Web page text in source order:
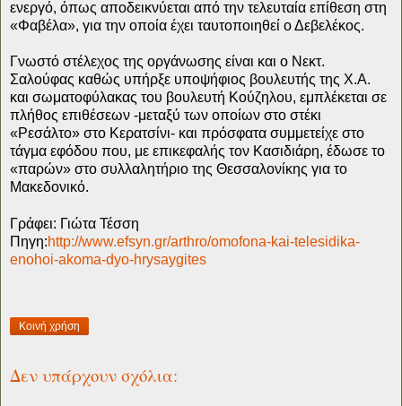
ενεργό, όπως αποδεικνύεται από την τελευταία επίθεση στη
«Φαβέλα», για την οποία έχει ταυτοποιηθεί ο Δεβελέκος.
Γνωστό στέλεχος της οργάνωσης είναι και ο Νεκτ.
Σαλούφας καθώς υπήρξε υποψήφιος βουλευτής της Χ.Α.
και σωματοφύλακας του βουλευτή Κούζηλου, εμπλέκεται σε
πλήθος επιθέσεων -μεταξύ των οποίων στο στέκι
«Ρεσάλτο» στο Κερατσίνι- και πρόσφατα συμμετείχε στο
τάγμα εφόδου που, με επικεφαλής τον Κασιδιάρη, έδωσε το
«παρών» στο συλλαλητήριο της Θεσσαλονίκης για το
Μακεδονικό.
Γράφει: Γιώτα Τέσση
Πηγη:http://www.efsyn.gr/arthro/omofona-kai-telesidika-
enohoi-akoma-dyo-hrysaygites
Κοινή χρήση
Δεν υπάρχουν σχόλια: